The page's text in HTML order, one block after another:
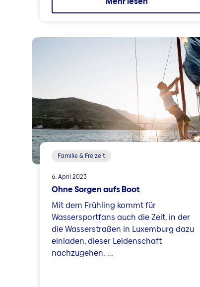
Familie & Freizeit
6. April 2023
Ohne Sorgen aufs Boot
Mit dem Frühling kommt für
Wassersportfans auch die Zeit, in der
die Wasserstraßen in Luxemburg dazu
einladen, dieser Leidenschaft
nachzugehen. ...